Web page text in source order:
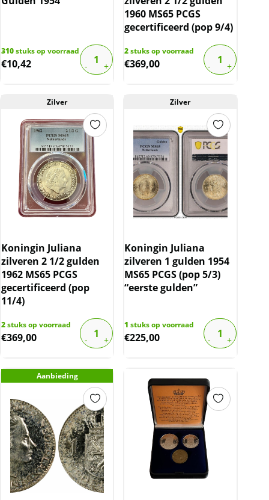
310stuks op voorraad
€10,42
1960 MS65 PCGS
gecertificeerd (pop 9/4)
2stuks op voorraad
€369,00
Zilver
Koningin Juliana
zilveren 2 1/2 gulden
1962 MS65 PCGS
gecertificeerd (pop
11/4)
2stuks op voorraad
€369,00
Zilver
Koningin Juliana
zilveren 1 gulden 1954
MS65 PCGS (pop 5/3)
“eerste gulden”
1 stuks op voorraad
€225,00
Aanbieding